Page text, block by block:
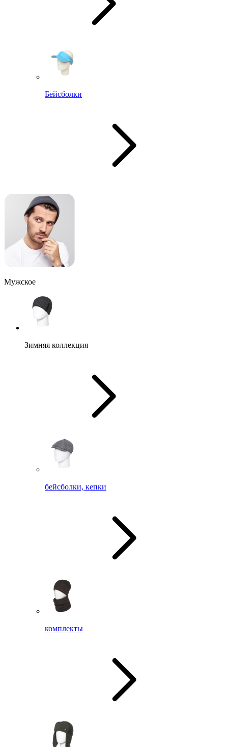
Бейсболки
Мужское
Зимняя коллекция
бейсболки, кепки
комплекты